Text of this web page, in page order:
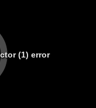
(1) error